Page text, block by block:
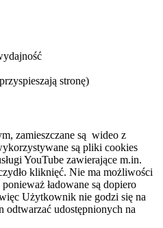
stronę)
zamieszczane są wideo z
są pliki cookies
YouTube zawierające m.in.
kliknięć. Nie ma możliwości
ładowane są dopiero
Użytkownik nie godzi się na
odtwarzać udostępnionych na